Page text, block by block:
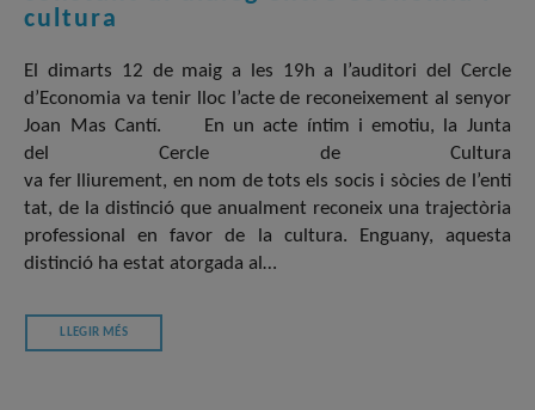
cultura
El dimarts 12 de maig a les 19h a l’auditori del Cercle
d’Economia va tenir lloc l’acte de reconeixement al senyor
Joan Mas Cantí. En un acte íntim i emotiu, la Junta
del Cercle de Cultura
va fer lliurement, en nom de tots els socis i sòcies de l’enti
tat, de la distinció que anualment reconeix una trajectòria
professional en favor de la cultura. Enguany, aquesta
distinció ha estat atorgada al…
LLEGIR MÉS